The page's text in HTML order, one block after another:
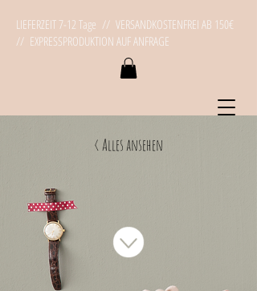
LIEFERZEIT 7-12 Tage // VERSANDKOSTENFREI AB 150€
// EXPRESSPRODUKTION AUF ANFRAGE
< Alles ansehen